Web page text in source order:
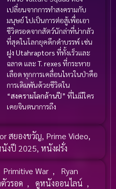
เปลี่ยนจากการทำสงครามกับ
มนุษย์ ไปเป็นการต่อสู้เพื่อเอา
ชีวิตรอดจากสัตว์นักล่าที่น่ากลัว
ที่สุดในโลกยุคดึกดำบรรพ์ เช่น
ฝูง Utahraptors ที่ทั้งเร็วและ
ฉลาด และT. rexes ที่กระหาย
เลือด ทุกการเคลื่อนไหวในป่าคือ
การเดิมพันด้วยชีวิตใน
“สงครามโลกล้านปี” ที่ไม่มีใคร
เคยจินตนาการถึง
สยองขวัญ, Prime Video,
งปี 2025, หนังฝรั่ง
Primitive War ,
Ryan
ตัวรอด , ดูหนังออนไลน์ ,